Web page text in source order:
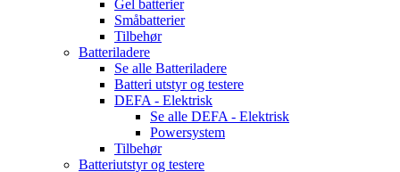
Gel batterier
Småbatterier
Tilbehør
Batteriladere
Se alle Batteriladere
Batteri utstyr og testere
DEFA - Elektrisk
Se alle DEFA - Elektrisk
Powersystem
Tilbehør
Batteriutstyr og testere